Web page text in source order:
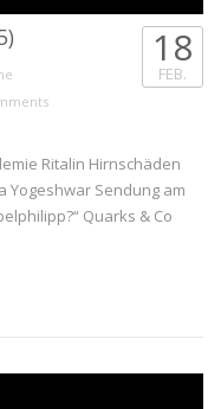
18
FEB.
Ritalin Hirnschäden
Yogeshwar Sendung am
Quarks & Co